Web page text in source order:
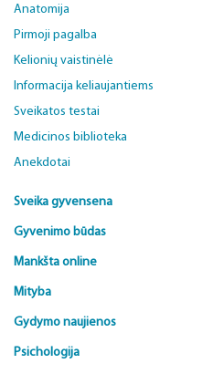
Anatomija
Pirmoji pagalba
Kelionių vaistinėlė
Informacija keliaujantiems
Sveikatos testai
Medicinos biblioteka
Anekdotai
Sveika gyvensena
Gyvenimo būdas
Mankšta online
Mityba
Gydymo naujienos
Psichologija